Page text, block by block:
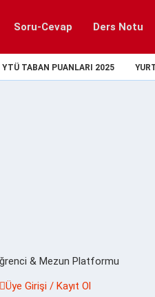
Soru-Cevap Ders Notu
YTÜ TABAN PUANLARI 2025
& Mezun Platformu
Üye Girişi / Kayıt Ol